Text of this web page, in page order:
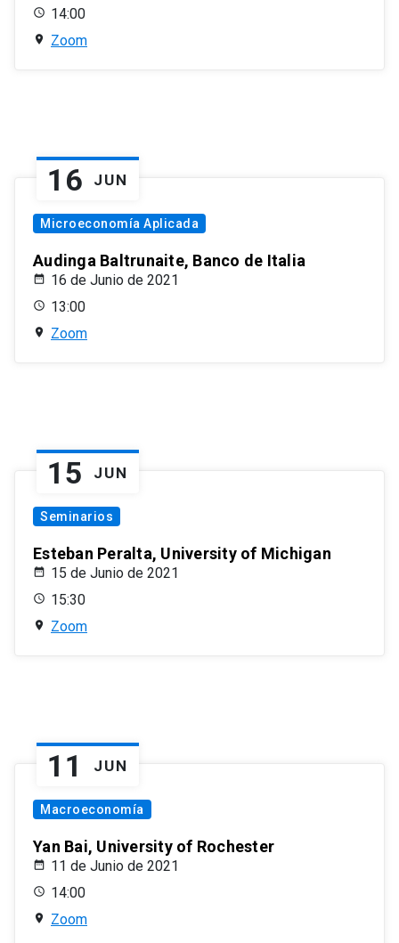
14:00
Zoom
16 JUN
Microeconomía Aplicada
Audinga Baltrunaite, Banco de Italia
16 de Junio de 2021
13:00
Zoom
15 JUN
Seminarios
Esteban Peralta, University of Michigan
15 de Junio de 2021
15:30
Zoom
11 JUN
Macroeconomía
Yan Bai, University of Rochester
11 de Junio de 2021
14:00
Zoom